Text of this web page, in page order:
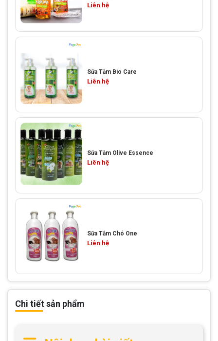
Chi tiết sản phẩm
Liên hệ
Sữa Tắm Bio Care
Liên hệ
Sữa Tắm Olive Essence
Liên hệ
Sữa Tắm Chó One
Liên hệ